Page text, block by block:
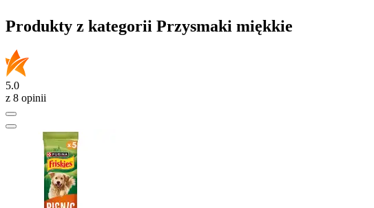
Produkty z kategorii Przysmaki miękkie
5.0
z 8 opinii